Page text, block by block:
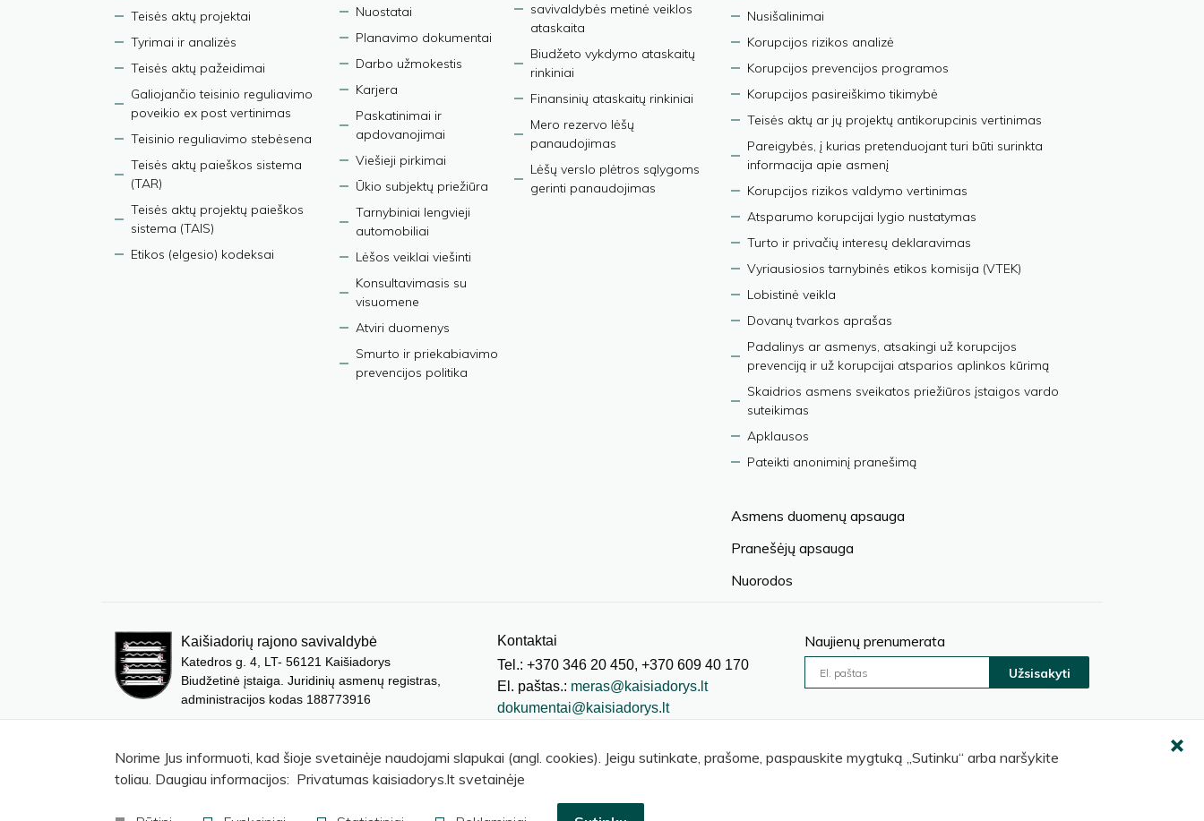
Teisės aktų projektai
Tyrimai ir analizės
Teisės aktų pažeidimai
Galiojančio teisinio reguliavimo
poveikio ex post vertinimas
Teisinio reguliavimo stebėsena
Teisės aktų paieškos sistema
(TAR)
Teisės aktų projektų paieškos
sistema (TAIS)
Etikos (elgesio) kodeksai
Nuostatai
Planavimo dokumentai
Darbo užmokestis
Karjera
Paskatinimai ir
apdovanojimai
Viešieji pirkimai
Ūkio subjektų priežiūra
Tarnybiniai lengvieji
automobiliai
Lėšos veiklai viešinti
Konsultavimasis su
visuomene
Atviri duomenys
Smurto ir priekabiavimo
prevencijos politika
savivaldybės metinė veiklos
ataskaita
Biudžeto vykdymo ataskaitų
rinkiniai
Finansinių ataskaitų rinkiniai
Mero rezervo lėšų
panaudojimas
Lėšų verslo plėtros sąlygoms
gerinti panaudojimas
Nusišalinimai
Korupcijos rizikos analizė
Korupcijos prevencijos programos
Korupcijos pasireiškimo tikimybė
Teisės aktų ar jų projektų antikorupcinis vertinimas
Pareigybės, į kurias pretenduojant turi būti surinkta
informacija apie asmenį
Korupcijos rizikos valdymo vertinimas
Atsparumo korupcijai lygio nustatymas
Turto ir privačių interesų deklaravimas
Vyriausiosios tarnybinės etikos komisija (VTEK)
Lobistinė veikla
Dovanų tvarkos aprašas
Padalinys ar asmenys, atsakingi už korupcijos
prevenciją ir už korupcijai atsparios aplinkos kūrimą
Skaidrios asmens sveikatos priežiūros įstaigos vardo
suteikimas
Apklausos
Pateikti anoniminį pranešimą
Asmens duomenų apsauga
Pranešėjų apsauga
Nuorodos
Kaišiadorių rajono savivaldybė
Katedros g. 4, LT- 56121 Kaišiadorys
Biudžetinė įstaiga. Juridinių asmenų registras,
administracijos kodas 188773916
Kontaktai
Tel.: +370 346 20 450, +370 609 40 170
El. paštas.: meras@kaisiadorys.lt
dokumentai@kaisiadorys.lt
Naujienų prenumerata
Užsisakyti
© 2026 Kaišiadorių rajono savivaldybė
Norime Jus informuoti, kad šioje svetainėje naudojami slapukai (angl. cookies). Jeigu sutinkate, prašome, paspauskite mygtuką „Sutinku“ arba naršykite
toliau. Daugiau informacijos: Privatumas kaisiadorys.lt svetainėje